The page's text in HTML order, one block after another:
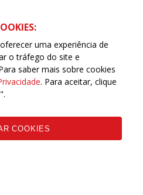
uma experiência de
o tráfego do site e
saber mais sobre cookies
. Para aceitar, clique
COOKIES